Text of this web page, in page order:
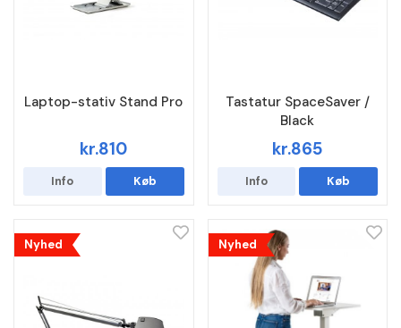
Laptop-stativ Stand Pro
kr.810
Info Køb
Tastatur SpaceSaver /
Black
kr.865
Info Køb
Nyhed Nyhed